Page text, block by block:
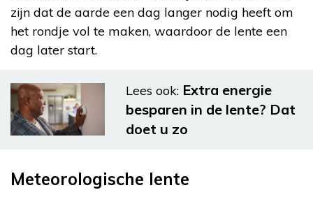
zijn dat de aarde een dag langer nodig heeft om
het rondje vol te maken, waardoor de lente een
dag later start.
Lees ook: Extra energie
besparen in de lente? Dat
doet u zo
Meteorologische lente